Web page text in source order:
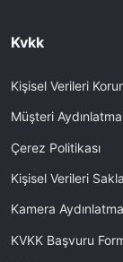
Kvkk
Kişisel Verileri
Müşteri
Çerez Politikası
Kişisel Verileri
Kamera
KVKK Başvuru